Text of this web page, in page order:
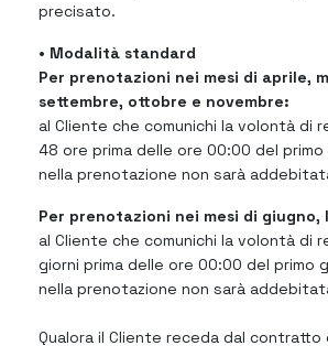
precisato.
• Modalità standard
Per prenotazioni nei mesi di aprile,
settembre, ottobre e novembre:
al Cliente che comunichi la volontà di
48 ore prima delle ore 00:00 del
nella prenotazione non sarà
Per prenotazioni nei mesi di giugno,
al Cliente che comunichi la volontà di
giorni prima delle ore 00:00 del primo
nella prenotazione non sarà
Qualora il Cliente receda dal